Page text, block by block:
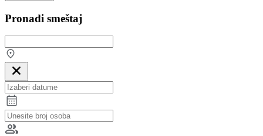
Pronađi smeštaj